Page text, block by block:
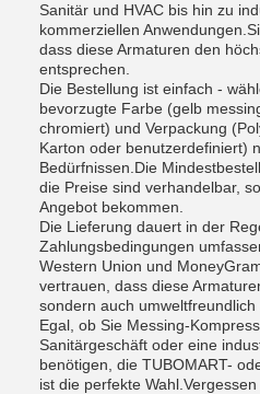
Sanitär und HVAC bis hin zu
kommerziellen
dass diese Armaturen den
entsprechen.
Die Bestellung ist einfach -
bevorzugte Farbe (gelb
chromiert) und Verpackung
Karton oder benutzerdefiniert)
Bedürfnissen.Die
die Preise sind verhandelbar,
Angebot bekommen.
Die Lieferung dauert in der
Zahlungsbedingungen
Western Union und
vertrauen, dass diese
sondern auch umweltfreundlich
Egal, ob Sie Messing-
Sanitärgeschäft oder eine
benötigen, die TUBOMART-
ist die perfekte